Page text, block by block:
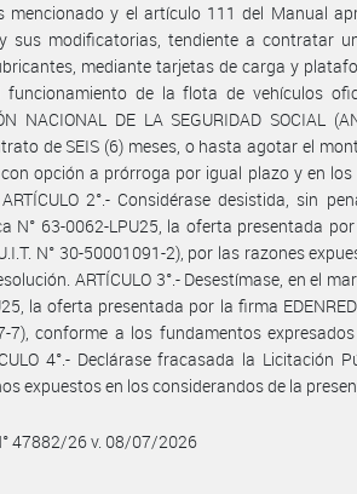
mencionado y el artículo 111 del Manual
sus modificatorias, tendiente a contratar
mediante tarjetas de carga y
funcionamiento de la flota de vehículos
NACIONAL DE LA SEGURIDAD SOCIAL
de SEIS (6) meses, o hasta agotar el
opción a prórroga por igual plazo y en
2°.- Considérase desistida, sin
N° 63-0062-LPU25, la oferta presentada por
N° 30-50001091-2), por las razones
ARTÍCULO 3°.- Desestímase, en el
la oferta presentada por la firma EDENRED
7), conforme a los fundamentos
4°.- Declárase fracasada la Licitación
expuestos en los considerandos de la
47882/26 v. 08/07/2026